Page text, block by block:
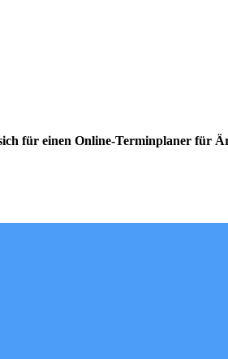
für einen Online-Terminplaner für